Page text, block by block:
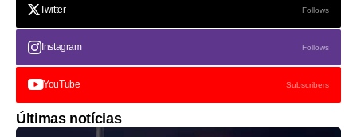
Twitter Follows
Instagram Follows
YouTube Subscribers
Últimas notícias